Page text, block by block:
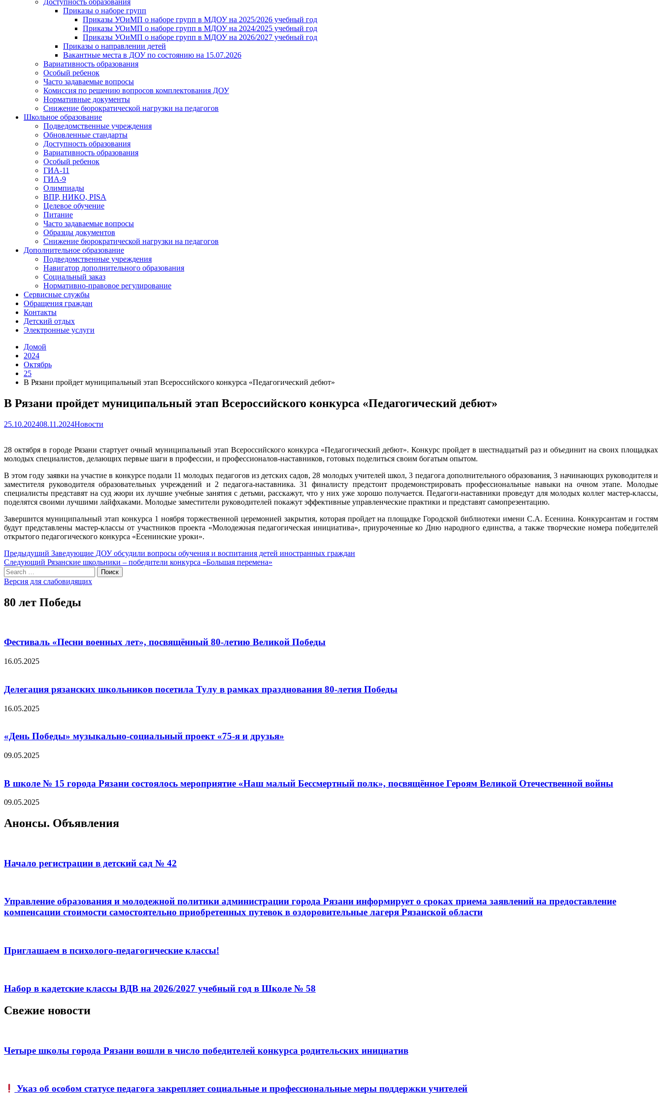
Доступность образования
Приказы о наборе групп
Приказы УОиМП о наборе групп в МДОУ на 2025/2026 учебный год
Приказы УОиМП о наборе групп в МДОУ на 2024/2025 учебный год
Приказы УОиМП о наборе групп в МДОУ на 2026/2027 учебный год
Приказы о направлении детей
Вакантные места в ДОУ по состоянию на 15.07.2026
Вариативность образования
Особый ребенок
Часто задаваемые вопросы
Комиссия по решению вопросов комплектования ДОУ
Нормативные документы
Снижение бюрократической нагрузки на педагогов
Школьное образование
Подведомственные учреждения
Обновленные стандарты
Доступность образования
Вариативность образования
Особый ребенок
ГИА-11
ГИА-9
Олимпиады
ВПР, НИКО, PISA
Целевое обучение
Питание
Часто задаваемые вопросы
Образцы документов
Снижение бюрократической нагрузки на педагогов
Дополнительное образование
Подведомственные учреждения
Навигатор дополнительного образования
Социальный заказ
Нормативно-правовое регулирование
Сервисные службы
Обращения граждан
Контакты
Детский отдых
Электронные услуги
Домой
2024
Октябрь
25
В Рязани пройдет муниципальный этап Всероссийского конкурса «Педагогический дебют»
В Рязани пройдет муниципальный этап Всероссийского конкурса «Педагогический дебют»
25.10.202408.11.2024Новости
28 октября в городе Рязани стартует очный муниципальный этап Всероссийского конкурса «Педагогический дебют». Конкурс пройдет в шестнадцатый раз и объединит на своих площадках
молодых специалистов, делающих первые шаги в профессии, и профессионалов-наставников, готовых поделиться своим богатым опытом.
В этом году заявки на участие в конкурсе подали 11 молодых педагогов из детских садов, 28 молодых учителей школ, 3 педагога дополнительного образования, 3 начинающих руководителя и
заместителя руководителя образовательных учреждений и 2 педагога-наставника. 31 финалисту предстоит продемонстрировать профессиональные навыки на очном этапе. Молодые
специалисты представят на суд жюри их лучшие учебные занятия с детьми, расскажут, что у них уже хорошо получается. Педагоги-наставники проведут для молодых коллег мастер-классы,
поделятся своими лучшими лайфхаками. Молодые заместители руководителей покажут эффективные управленческие практики и представят самопрезентацию.
Завершится муниципальный этап конкурса 1 ноября торжественной церемонией закрытия, которая пройдет на площадке Городской библиотеки имени С.А. Есенина. Конкурсантам и гостям
будут представлены мастер-классы от участников проекта «Молодежная педагогическая инициатива», приуроченные ко Дню народного единства, а также творческие номера победителей
открытого педагогического конкурса «Есенинские уроки».
Навигация
по
записям
Предыдущий Предыдущий
пост:
Заведующие ДОУ обсудили вопросы обучения и воспитания детей иностранных граждан
Следующий Следующий
Рязанские школьники – победители конкурса «Большая перемена»
Search
for:
Поиск
Версия для слабовидящих
80 лет Победы
Фестиваль «Песни военных лет», посвящённый 80-летию Великой Победы
16.05.2025
Делегация рязанских школьников посетила Тулу в рамках празднования 80-летия Победы
16.05.2025
«День Победы» музыкально-социальный проект «75-я и друзья»
09.05.2025
В школе № 15 города Рязани состоялось мероприятие «Наш малый Бессмертный полк», посвящённое Героям Великой Отечественной войны
09.05.2025
Анонсы. Объявления
Начало регистрации в детский сад № 42
Управление образования и молодежной политики администрации города Рязани информирует о сроках приема заявлений на предоставление
компенсации стоимости самостоятельно приобретенных путевок в оздоровительные лагеря Рязанской области
Приглашаем в психолого-педагогические классы!
Набор в кадетские классы ВДВ на 2026/2027 учебный год в Школе № 58
Свежие новости
Четыре школы города Рязани вошли в число победителей конкурса родительских инициатив
Указ об особом статусе педагога закрепляет социальные и профессиональные меры поддержки учителей